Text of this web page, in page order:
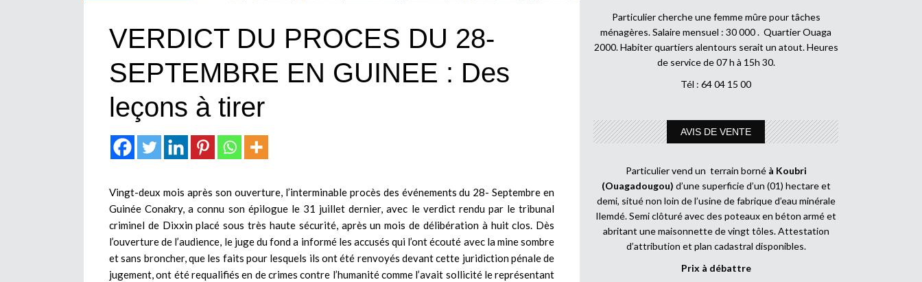
VERDICT DU PROCES DU 28-
SEPTEMBRE EN GUINEE : Des
leçons à tirer
Vingt-deux mois après son ouverture, l’interminable procès des événements du 28- Septembre en
Guinée Conakry, a connu son épilogue le 31 juillet dernier, avec le verdict rendu par le tribunal
criminel de Dixxin placé sous très haute sécurité, après un mois de délibération à huit clos. Dès
l’ouverture de l’audience, le juge du fond a informé les accusés qui l’ont écouté avec la mine sombre
et sans broncher, que les faits pour lesquels ils ont été renvoyés devant cette juridiction pénale de
jugement, ont été requalifiés en de crimes contre l’humanité comme l’avait sollicité le représentant
Particulier cherche une femme mûre pour tâches
ménagères. Salaire mensuel : 30 000 . Quartier Ouaga
2000. Habiter quartiers alentours serait un atout. Heures
de service de 07 h à 15h 30.
Tél : 64 04 15 00
AVIS DE VENTE
Particulier vend un terrain borné à Koubri
(Ouagadougou) d’une superficie d’un (01) hectare et
demi, situé non loin de l’usine de fabrique d’eau minérale
Ilemdé. Semi clôturé avec des poteaux en béton armé et
abritant une maisonnette de vingt tôles. Attestation
d’attribution et plan cadastral disponibles.
Prix à débattre